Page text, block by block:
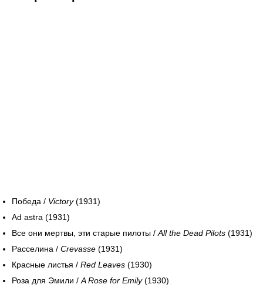
Победа / Victory(1931)
Ad astra (1931)
Все они мертвы, эти старые пилоты / All the Dead Pilots (1931)
Расселина / Crevasse (1931)
Красные листья / Red Leaves (1930)
Роза для Эмили / A Rose for Emily(1930)